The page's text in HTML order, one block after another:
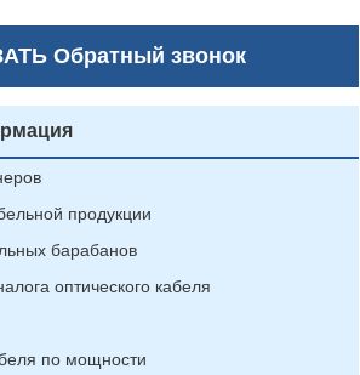
Обратный звонок
продукции
барабанов
оптического кабеля
по мощности